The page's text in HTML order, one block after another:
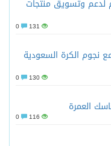
لدعم وتسويق منتجات
131
نجوم الكرة السعودية
130
العمرة
116